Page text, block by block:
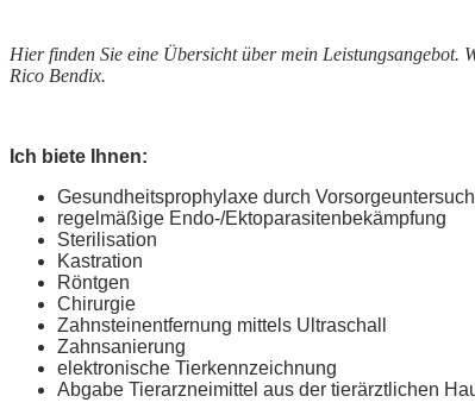
Hier finden Sie eine Übersicht über mein Leistungsangebot.
Rico Bendix.
Ich biete Ihnen:
Gesundheitsprophylaxe durch
regelmäßige Endo-/Ektoparasitenbekämpfung
Sterilisation
Kastration
Röntgen
Chirurgie
Zahnsteinentfernung mittels Ultraschall
Zahnsanierung
elektronische Tierkennzeichnung
Abgabe Tierarzneimittel aus der tierärztlichen